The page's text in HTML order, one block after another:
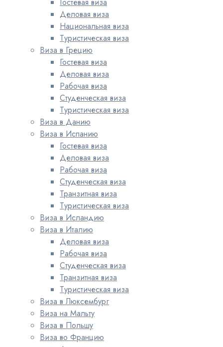
Деловая виза
Национальная виза
Туристическая виза
Виза в Грецию
Гостевая виза
Деловая виза
Рабочая виза
Студенческая виза
Туристическая виза
Виза в Данию
Виза в Испанию
Гостевая виза
Деловая виза
Рабочая виза
Студенческая виза
Транзитная виза
Туристическая виза
Виза в Исландию
Виза в Италию
Деловая виза
Рабочая виза
Студенческая виза
Транзитная виза
Туристическая виза
Виза в Люксембург
Виза на Мальту
Виза в Польшу
Виза во Францию